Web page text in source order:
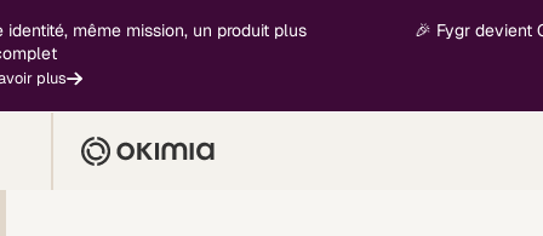
même mission, un produit plus
plus
🎉 Fygr devient